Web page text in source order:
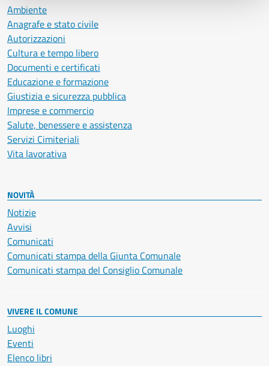
Ambiente
Anagrafe e stato civile
Autorizzazioni
Cultura e tempo libero
Documenti e certificati
Educazione e formazione
Giustizia e sicurezza pubblica
Imprese e commercio
Salute, benessere e assistenza
Servizi Cimiteriali
Vita lavorativa
NOVITÀ
Notizie
Avvisi
Comunicati
Comunicati stampa della Giunta Comunale
Comunicati stampa del Consiglio Comunale
VIVERE IL COMUNE
Luoghi
Eventi
Elenco libri